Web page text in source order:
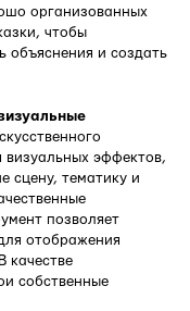
организованных
чтобы
объяснения и создать
визуальных эффектов,
сцену, тематику и
позволяет
отображения
качестве
собственные